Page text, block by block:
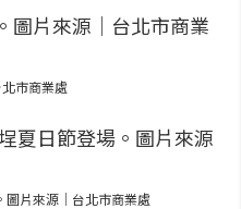
市商業處
片來源｜台北市商業處